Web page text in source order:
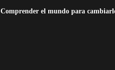
Comprender el mundo para